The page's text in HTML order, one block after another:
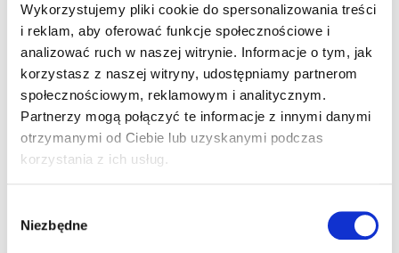
Wykorzystujemy pliki cookie do spersonalizowania treści
i reklam, aby oferować funkcje społecznościowe i
analizować ruch w naszej witrynie. Informacje o tym, jak
korzystasz z naszej witryny, udostępniamy partnerom
społecznościowym, reklamowym i analitycznym.
Partnerzy mogą połączyć te informacje z innymi danymi
otrzymanymi od Ciebie lub uzyskanymi podczas
korzystania z ich usług.
zgody
Niezbędne
Other developments in Q2:
EURid celebrated the fifth anniversary of the .ею
extension by hosting events in Sofia, Bulgaria;
EURid’s public website achieved Level AA under
the Web Content Accessibility Guidelines;
EURid’s Dynamic Coalition on Data and Trust held